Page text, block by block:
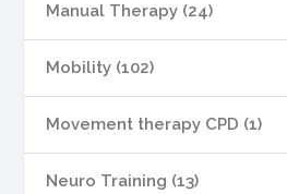
Manual Therapy (24)
Mobility (102)
Movement therapy CPD (1)
Neuro Training (13)